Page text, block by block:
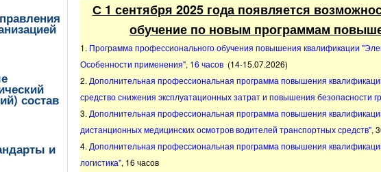
состав
и
С 1 сентября 2025 года появляется
обучение по новым программам
1. Программа профессионального обучения повышения квалификации
Особенности применения", 16 часов (14-15.07.2026)
2. Дополнительная профессиональная программа повышения
средство снижения эксплуатационных затрат и повышения безопасности
3. Дополнительная профессиональная программа повышения
дистанционных медицинских осмотров водителей транспортных средств",
4. Дополнительная профессиональная программа повышения
логистика", 16 часов